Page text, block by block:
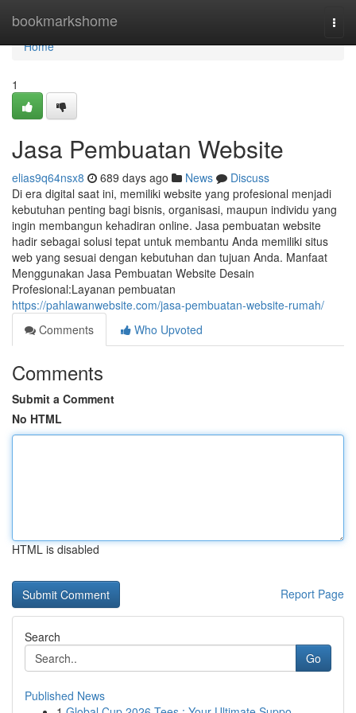
bookmarkshome
Home
Home
1
Jasa Pembuatan Website
elias9q64nsx8 689 days ago News
Discuss
Di era digital saat ini, memiliki website yang profesional menjadi
kebutuhan penting bagi bisnis, organisasi, maupun individu yang
ingin membangun kehadiran online. Jasa pembuatan website
hadir sebagai solusi tepat untuk membantu Anda memiliki situs
web yang sesuai dengan kebutuhan dan tujuan Anda. Manfaat
Menggunakan Jasa Pembuatan Website Desain
Profesional:Layanan pembuatan
https://pahlawanwebsite.com/jasa-pembuatan-website-rumah/
Comments
Who Upvoted
Comments
Submit a Comment
No HTML
HTML is disabled
Report Page
Search
Go
Published News